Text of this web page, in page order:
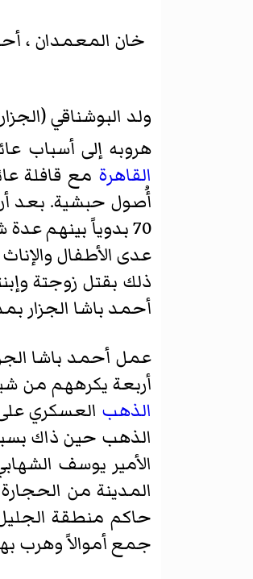
خان المعمدان ،
ولد البوشناقي
هروبه إلى أسباب
القاهرة مع قافلة
أُصول حبشية. بعد أن
70 بدوياً بينهم
عدى الأطفال
ذلك بقتل زوجتة
أحمد باشا الجزار
عمل أحمد باشا
أربعة يكرههم من
الذهب العسكري
الذهب حين ذاك
الأمير يوسف
المدينة من الحجارة الأثرية التي
حاكم منطقة
جمع أموالاً وهرب